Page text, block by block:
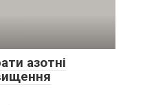
азотні